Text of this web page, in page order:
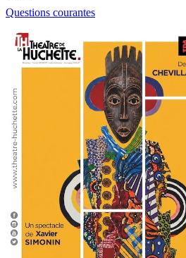
Questions courantes